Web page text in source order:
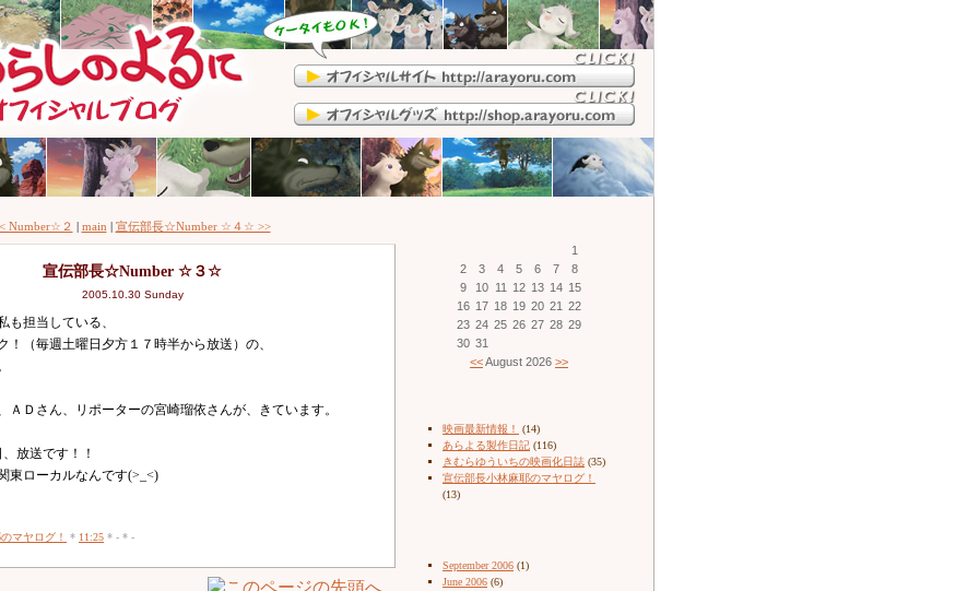
Number☆２ | main | 宣伝部長☆Number ☆４☆ >>
宣伝部長☆Number ☆３☆
2005.10.30 Sunday
も担当している、
（毎週土曜日夕方１７時半から放送）の、
ＡＤさん、リポーターの宮崎瑠依さんが、きています。
放送です！！
東ローカルなんです(>_<)
マヤログ！ * 11:25 * - * -
1
2
3 4 5 6 7
8
9
10 11 12 13 14 15
16 17 18 19 20 21 22
23 24 25 26 27 28 29
30 31
<<August 2026 >>
映画最新情報！
(14)
あらよる製作日記 (116)
きむらゆういちの映画化日誌 (35)
宣伝部長小林麻耶のマヤログ！
(13)
September 2006 (1)
June 2006 (6)